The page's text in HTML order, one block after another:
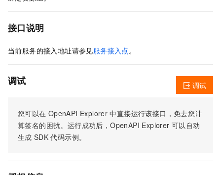
接口说明
当前服务的接入地址请参见服务接入点。
调试
您可以在 OpenAPI Explorer 中直接运行该接口，免去您计
算签名的困扰。运行成功后，OpenAPI Explorer 可以自动
生成 SDK 代码示例。
调试